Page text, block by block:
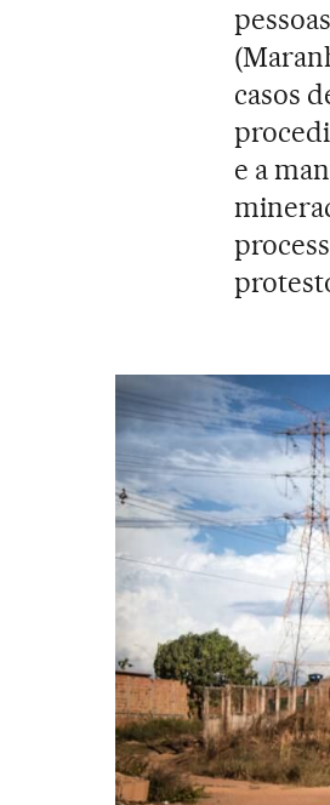
casos
e a